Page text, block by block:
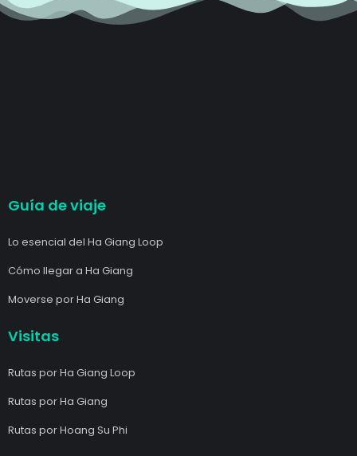
Guía de viaje
Lo esencial del Ha Giang Loop
Cómo llegar a Ha Giang
Moverse por Ha Giang
Visitas
Rutas por Ha Giang Loop
Rutas por Ha Giang
Rutas por Hoang Su Phi